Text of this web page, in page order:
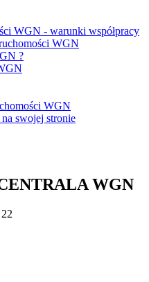
WGN - warunki współpracy
WGN
?
WGN
swojej stronie
WGN